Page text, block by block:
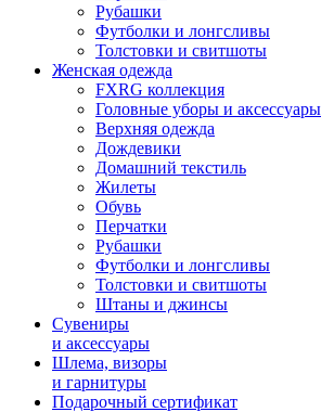
Рубашки
Футболки и лонгсливы
Толстовки и свитшоты
Женская одежда
FXRG коллекция
Головные уборы и аксессуары
Верхняя одежда
Дождевики
Домашний текстиль
Жилеты
Обувь
Перчатки
Рубашки
Футболки и лонгсливы
Толстовки и свитшоты
Штаны и джинсы
Сувениры
и аксессуары
Шлема, визоры
и гарнитуры
Подарочный сертификат